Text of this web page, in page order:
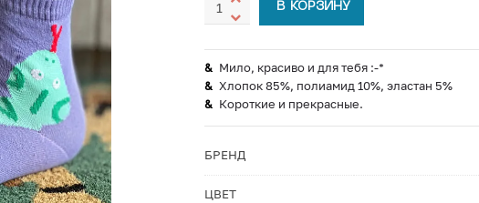
В КОРЗИНУ
Мило, красиво и для тебя :-*
Хлопок 85%, полиамид 10%, эластан 5%
Короткие и прекрасные.
БРЕНД
ЦВЕТ